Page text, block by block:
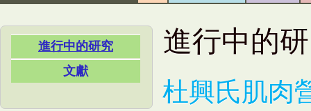
進行中的研究
文獻
進行中的
杜興氏肌肉